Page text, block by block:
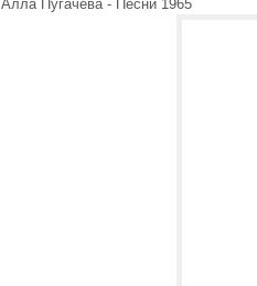
Алла Пугачева - Песни 1965